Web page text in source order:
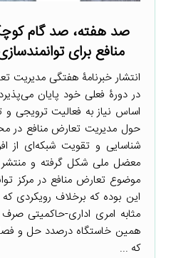
صد هفته، صد گام
منافع برای
انتشار خبرنامۀ هفتگی مدیریت
اساس نیاز به فعالیت ترویجی
حول مدیریت تعارض منافع در
شناسایی و تقویت شبکه‌ای از
معضل ملی شکل گرفته و
موضوع تعارض منافع در مرکز
این بوده که برخلاف رویکردی
مثابه امری اداری-حاکمیتی صرف
همین خاستگاه درصدد حل و
که ...